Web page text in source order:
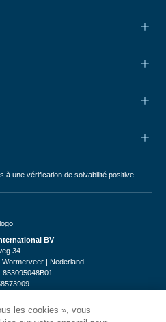
à une vérification de solvabilité positive.
BV
34
Wormerveer | Nederland
les cookies », vous